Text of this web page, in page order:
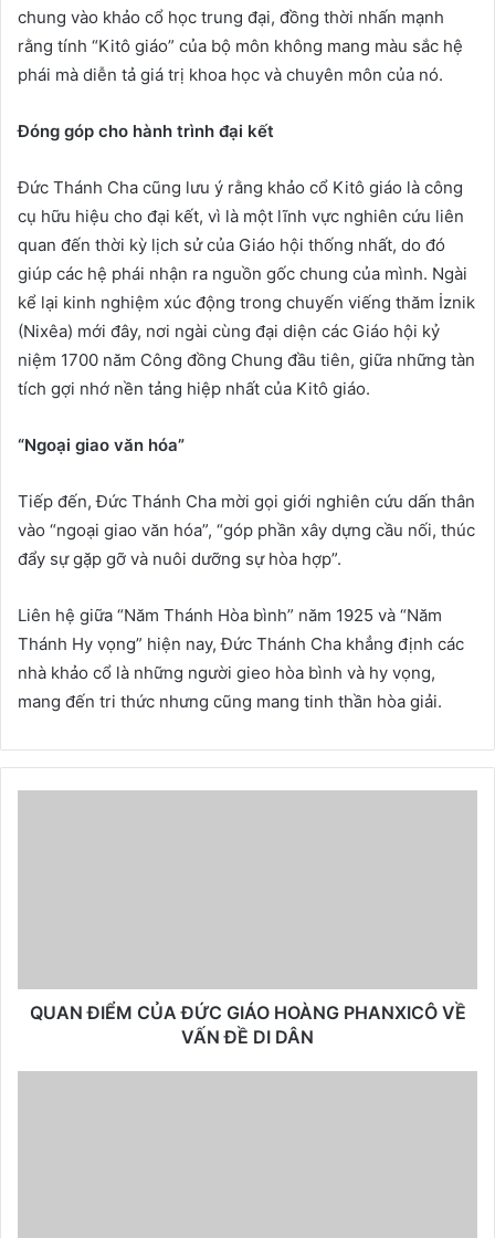
chung vào khảo cổ học trung đại, đồng thời nhấn mạnh
rằng tính “Kitô giáo” của bộ môn không mang màu sắc hệ
phái mà diễn tả giá trị khoa học và chuyên môn của nó.
Đóng góp cho hành trình đại kết
Đức Thánh Cha cũng lưu ý rằng khảo cổ Kitô giáo là công
cụ hữu hiệu cho đại kết, vì là một lĩnh vực nghiên cứu liên
quan đến thời kỳ lịch sử của Giáo hội thống nhất, do đó
giúp các hệ phái nhận ra nguồn gốc chung của mình. Ngài
kể lại kinh nghiệm xúc động trong chuyến viếng thăm İznik
(Nixêa) mới đây, nơi ngài cùng đại diện các Giáo hội kỷ
niệm 1700 năm Công đồng Chung đầu tiên, giữa những tàn
tích gợi nhớ nền tảng hiệp nhất của Kitô giáo.
“Ngoại giao văn hóa”
Tiếp đến, Đức Thánh Cha mời gọi giới nghiên cứu dấn thân
vào “ngoại giao văn hóa”, “góp phần xây dựng cầu nối, thúc
đẩy sự gặp gỡ và nuôi dưỡng sự hòa hợp”.
Liên hệ giữa “Năm Thánh Hòa bình” năm 1925 và “Năm
Thánh Hy vọng” hiện nay, Đức Thánh Cha khẳng định các
nhà khảo cổ là những người gieo hòa bình và hy vọng,
mang đến tri thức nhưng cũng mang tinh thần hòa giải.
QUAN ĐIỂM CỦA ĐỨC GIÁO HOÀNG PHANXICÔ VỀ
VẤN ĐỀ DI DÂN